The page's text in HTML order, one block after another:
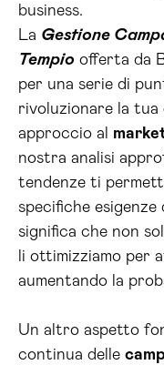
business.
La Gestione
Tempio offerta da
per una serie di
rivoluzionare la tua
approccio al
nostra analisi
tendenze ti
specifiche
significa che non
li ottimizziamo per
aumentando la
Un altro aspetto
continua delle